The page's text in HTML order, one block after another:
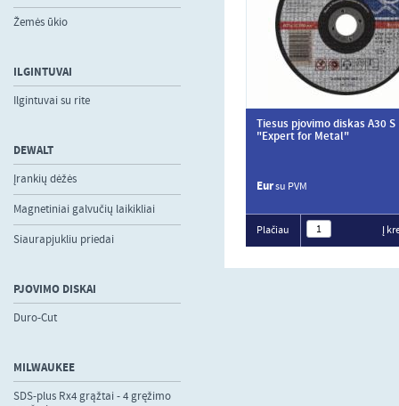
Žemės ūkio
ILGINTUVAI
Ilgintuvai su rite
DEWALT
Įrankių dėžės
Magnetiniai galvučių laikikliai
Siaurapjukliu priedai
PJOVIMO DISKAI
Duro-Cut
MILWAUKEE
SDS-plus Rx4 grąžtai - 4 gręžimo
Tiesus pjovimo diskas A30 S
"Expert for Metal"
Eursu PVM
Plačiau Į